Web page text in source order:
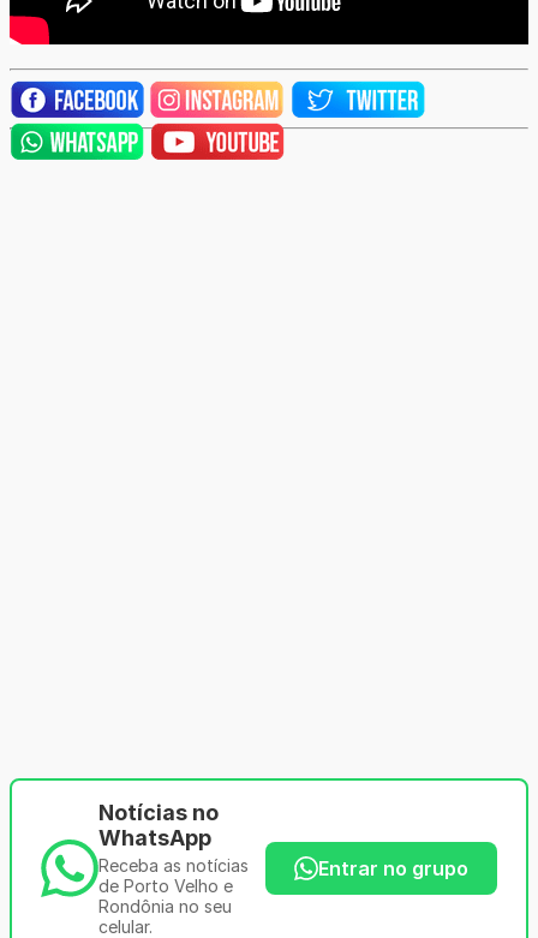
Notícias no
WhatsApp
Receba as notícias
de Porto Velho e
Rondônia no seu
celular.
Entrar no grupo